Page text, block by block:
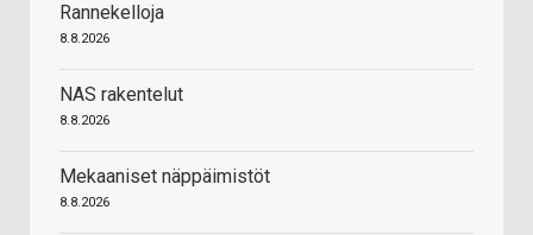
Rannekelloja
8.8.2026
NAS rakentelut
8.8.2026
Mekaaniset näppäimistöt
8.8.2026